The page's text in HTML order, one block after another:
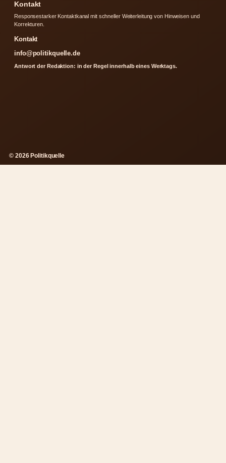
Kontakt
Responsestarker Kontaktkanal mit schneller Weiterleitung von Hinweisen und
Korrekturen.
Kontakt
info@politikquelle.de
Antwort der Redaktion: in der Regel innerhalb eines Werktags.
© 2026 Politikquelle